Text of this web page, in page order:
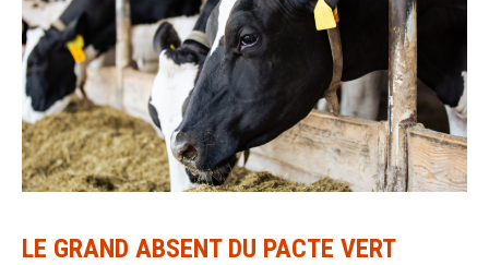
LE GRAND ABSENT DU PACTE VERT